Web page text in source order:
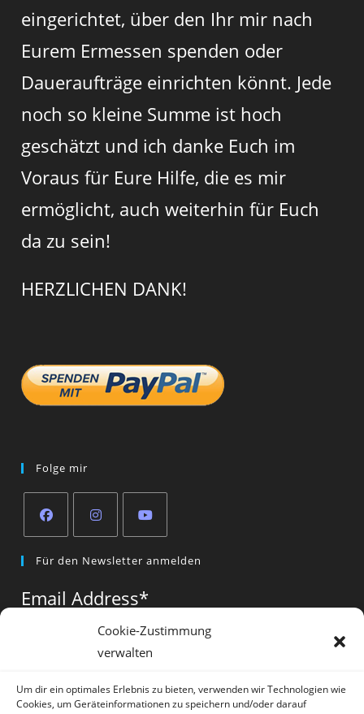
Cookie-Zustimmung
verwalten
Um dir ein optimales Erlebnis zu bieten, verwenden wir Technologien wie
Cookies, um Geräteinformationen zu speichern und/oder darauf
eingerichtet, über den Ihr mir nach
Eurem Ermessen spenden oder
Daueraufträge einrichten könnt. Jede
noch so kleine Summe ist hoch
geschätzt und ich danke Euch im
Voraus für Eure Hilfe, die es mir
ermöglicht, auch weiterhin für Euch
da zu sein!
HERZLICHEN DANK!
Folge mir
in
new
in
new
in
new
tab
Für den Newsletter anmelden
Email Address*
Vorname*